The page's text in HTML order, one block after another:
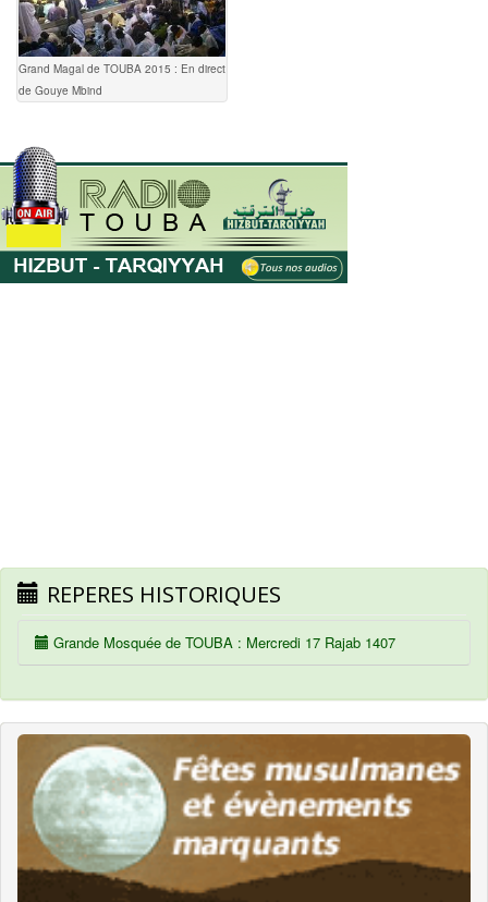
Grand Magal de TOUBA 2015 : En direct
de Gouye Mbind
REPERES HISTORIQUES
Grande Mosquée de TOUBA : Mercredi 17 Rajab 1407